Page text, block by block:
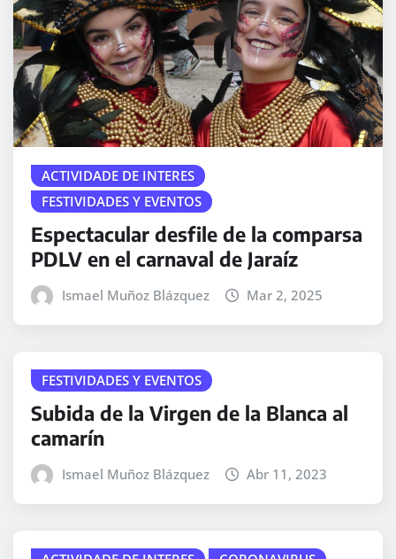
ACTIVIDADE DE INTERES
FESTIVIDADES Y EVENTOS
Espectacular desfile de la comparsa
PDLV en el carnaval de Jaraíz
Ismael Muñoz Blázquez Mar 2, 2025
FESTIVIDADES Y EVENTOS
Subida de la Virgen de la Blanca al
camarín
Ismael Muñoz Blázquez Abr 11, 2023